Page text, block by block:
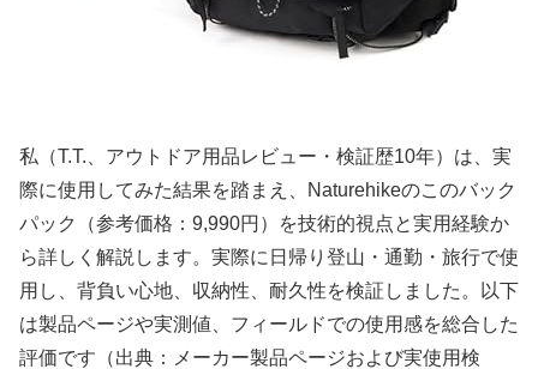
私（T.T.、アウトドア用品レビュー・検証歴10年）は、実
際に使用してみた結果を踏まえ、Naturehikeのこのバック
パック（参考価格：9,990円）を技術的視点と実用経験か
ら詳しく解説します。実際に日帰り登山・通勤・旅行で使
用し、背負い心地、収納性、耐久性を検証しました。以下
は製品ページや実測値、フィールドでの使用感を総合した
評価です（出典：メーカー製品ページおよび実使用検